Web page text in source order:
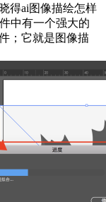
得ai图像描绘怎样
中有一个强大的
；它就是图像描